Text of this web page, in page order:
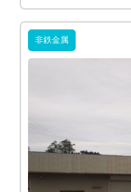
非鉄金属